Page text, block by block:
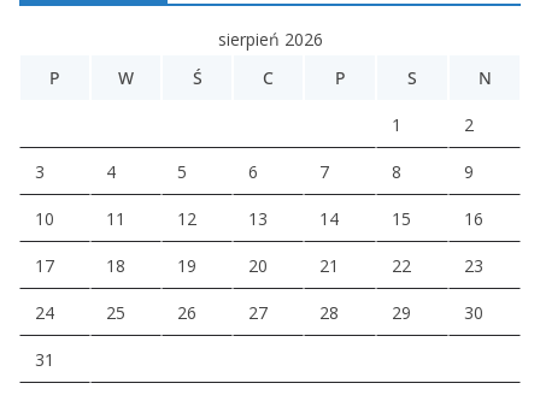
sierpień 2026
P
W Ś C P S N
1 2
3 4 5 6 7 8 9
10 11 12 13 14 15 16
17 18 19 20 21 22 23
24 25 26 27 28 29 30
31